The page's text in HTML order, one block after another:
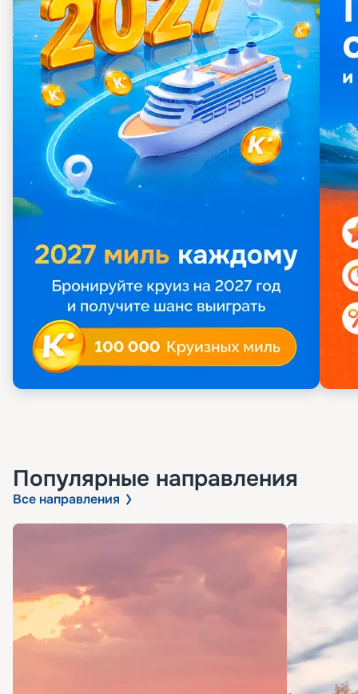
Популярные направления
Все направления